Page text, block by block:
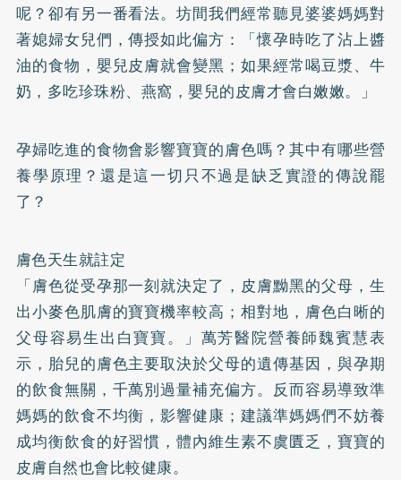
呢？卻有另一番看法。坊間我們經常聽見婆婆媽媽對
著媳婦女兒們，傳授如此偏方：「懷孕時吃了沾上醬
油的食物，嬰兒皮膚就會變黑；如果經常喝豆漿、牛
奶，多吃珍珠粉、燕窩，嬰兒的皮膚才會白嫩嫩。」
孕婦吃進的食物會影響寶寶的膚色嗎？其中有哪些營
養學原理？還是這一切只不過是缺乏實證的傳說罷
了？
膚色天生就註定
「膚色從受孕那一刻就決定了，皮膚黝黑的父母，生
出小麥色肌膚的寶寶機率較高；相對地，膚色白晰的
父母容易生出白寶寶。」萬芳醫院營養師魏賓慧表
示，胎兒的膚色主要取決於父母的遺傳基因，與孕期
的飲食無關，千萬別過量補充偏方。反而容易導致準
媽媽的飲食不均衡，影響健康；建議準媽媽們不妨養
成均衡飲食的好習慣，體內維生素不虞匱乏，寶寶的
皮膚自然也會比較健康。